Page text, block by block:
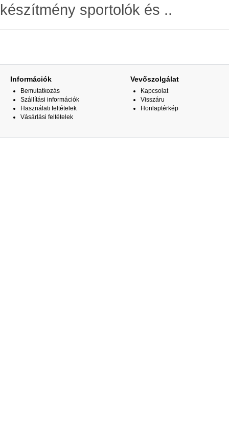
készítmény sportolók és ..
Információk
Bemutatkozás
Szállítási információk
Használati feltételek
Vásárlási feltételek
Vevőszolgálat
Kapcsolat
Visszáru
Honlaptérkép